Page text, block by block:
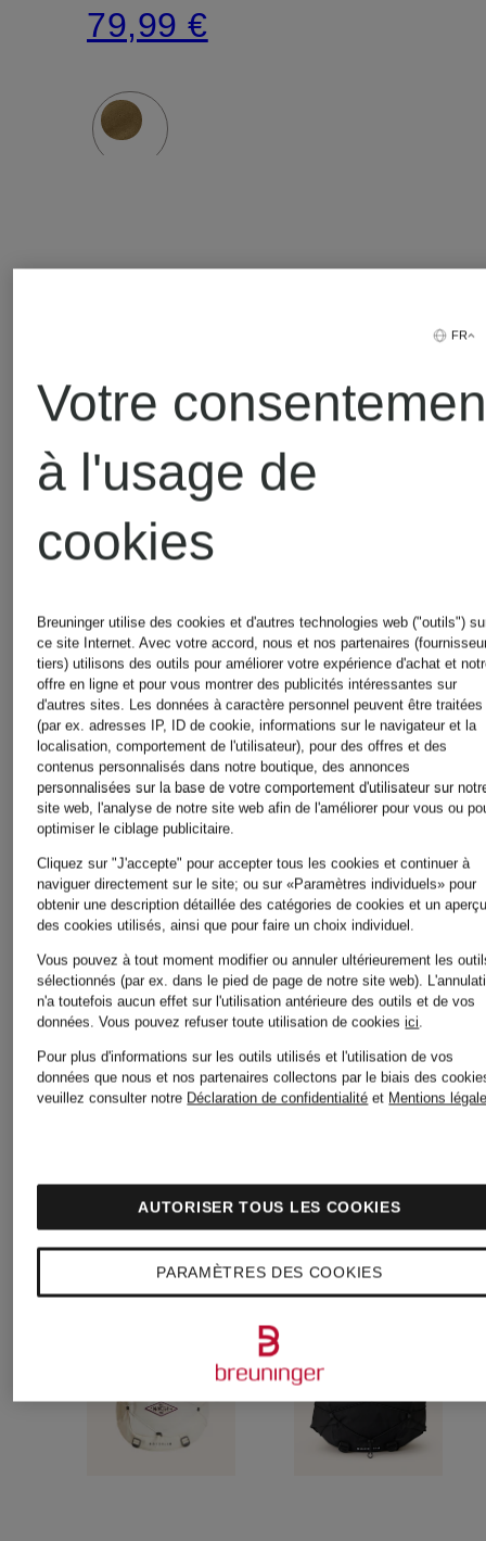
79,99 €
THE
NORTH
FACE
Sac à
bandoulière
BOREALIS
SLING
54,99 €
THE
NORTH
FACE
Sac à
dos
VAULT
26 l
avec
ordinateur
portable
85 €
FR
Votre
à l'usage de
cookies
Breuninger utilise des cookies et d'autres technologies web ("outils")
ce site Internet. Avec votre accord, nous et nos partenaires
tiers) utilisons des outils pour améliorer votre expérience d'achat et
offre en ligne et pour vous montrer des publicités intéressantes sur
d'autres sites. Les données à caractère personnel peuvent être traitées
(par ex. adresses IP, ID de cookie, informations sur le navigateur et la
localisation, comportement de l'utilisateur), pour des offres et des
contenus personnalisés dans notre boutique, des annonces
personnalisées sur la base de votre comportement d'utilisateur sur
site web, l'analyse de notre site web afin de l'améliorer pour vous ou
optimiser le ciblage publicitaire.
Cliquez sur "J'accepte" pour accepter tous les cookies et continuer à
naviguer directement sur le site; ou sur «Paramètres individuels» pour
obtenir une description détaillée des catégories de cookies et un
des cookies utilisés, ainsi que pour faire un choix individuel.
Vous pouvez à tout moment modifier ou annuler ultérieurement les
sélectionnés (par ex. dans le pied de page de notre site web).
n'a toutefois aucun effet sur l'utilisation antérieure des outils et de vos
données.Vous pouvez refuser toute utilisation de cookiesici.
Pour plus d'informations sur les outils utilisés et l'utilisation de vos
données que nous et nos partenaires collectons par le biais des
veuillez consulter notre Déclaration de confidentialité et Mentions
PARAMÈTRES DES COOKIES
AUTORISER TOUS LES COOKIES